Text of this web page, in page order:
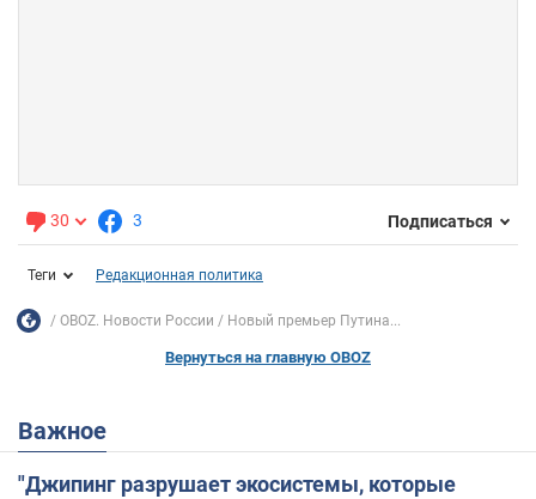
30 3 Подписаться
Теги Редакционная политика
OBOZ. Новости России Новый премьер Путина...
Вернуться на главную OBOZ
Важное
"Джипинг разрушает экосистемы, которые